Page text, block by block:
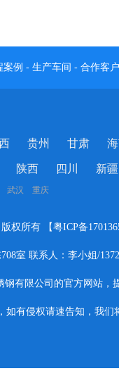
案例 - 生产车间 - 合作客户
贵州 甘肃
陕西 四川 新疆
武汉 重庆
权所有 【粤ICP备
室 联系人：李小姐/
有限公司的官方网站，
有侵权请速告知，我们